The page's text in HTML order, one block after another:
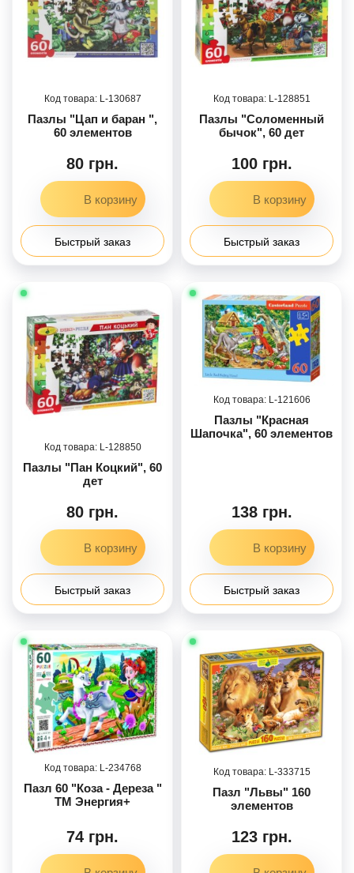
130687
Пазлы "Цап и баран ",
60 элементов
80 грн.
Быстрый заказ
128851
Пазлы "Соломенный
бычок", 60 дет
100 грн.
Быстрый заказ
128850
Пазлы "Пан Коцкий", 60
дет
80 грн.
Быстрый заказ
121606
Пазлы "Красная
Шапочка", 60 элементов
138 грн.
Быстрый заказ
234768
Пазл 60 "Коза - Дереза "
ТМ Энергия+
74 грн.
333715
Пазл "Львы" 160
элементов
123 грн.